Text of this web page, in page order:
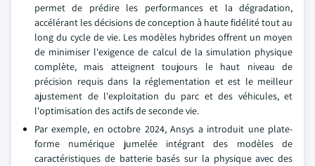
permet de prédire les performances et la dégradation,
accélérant les décisions de conception à haute fidélité tout au
long du cycle de vie. Les modèles hybrides offrent un moyen
de minimiser l'exigence de calcul de la simulation physique
complète, mais atteignent toujours le haut niveau de
précision requis dans la réglementation et est le meilleur
ajustement de l'exploitation du parc et des véhicules, et
l'optimisation des actifs de seconde vie.
Par exemple, en octobre 2024, Ansys a introduit une plate-
forme numérique jumelée intégrant des modèles de
caractéristiques de batterie basés sur la physique avec des